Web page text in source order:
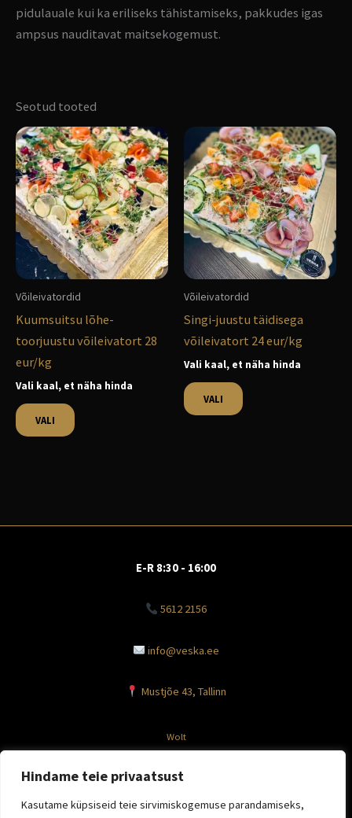
Hindame teie privaatsust
Kasutame küpsiseid teie sirvimiskogemuse parandamiseks,
pidulauale kui ka eriliseks tähistamiseks, pakkudes igas
ampsus nauditavat maitsekogemust.
Seotud tooted
Võileivatordid
Kuumsuitsu lõhe-
toorjuustu võileivatort 28
eur/kg
Vali kaal, et näha hinda
VALI
Sellel
tootel
on
mitu
varianti.
Valikuid
saab
teha
tootelehel.
Võileivatordid
Singi-juustu täidisega
võileivatort 24 eur/kg
Vali kaal, et näha hinda
VALI
Sellel
tootel
on
mitu
varianti.
Valikuid
saab
teha
tootelehel.
E-R 8:30 - 16:00
5612 2156
info@veska.ee
Mustjõe 43, Tallinn
Wolt
Instagram